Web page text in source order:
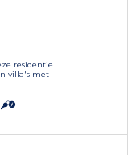
residentie
villa's met